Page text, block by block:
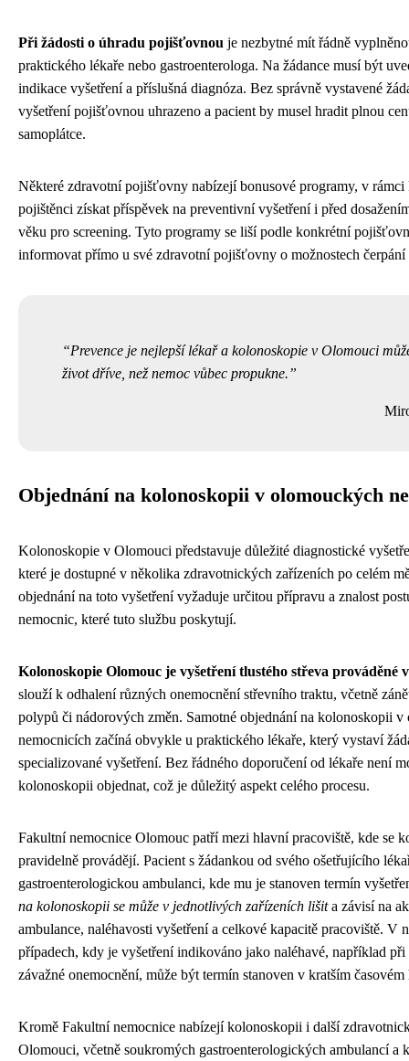
Při žádosti o úhradu pojišťovnou je nezbytné mít řádně
praktického lékaře nebo gastroenterologa. Na žádance musí být
indikace vyšetření a příslušná diagnóza. Bez správně vystavené
vyšetření pojišťovnou uhrazeno a pacient by musel hradit plnou
samoplátce.
Některé zdravotní pojišťovny nabízejí bonusové programy, v rámci
pojištěnci získat příspěvek na preventivní vyšetření i před
věku pro screening. Tyto programy se liší podle konkrétní
informovat přímo u své zdravotní pojišťovny o možnostech čerpání
Prevence je nejlepší lékař a kolonoskopie v Olomouci
život dříve, než nemoc vůbec propukne.
Objednání na kolonoskopii v olomouckých
Kolonoskopie v Olomouci představuje důležité diagnostické
které je dostupné v několika zdravotnických zařízeních po celém
objednání na toto vyšetření vyžaduje určitou přípravu a znalost
nemocnic, které tuto službu poskytují.
Kolonoskopie Olomouc je vyšetření tlustého střeva prováděné
slouží k odhalení různých onemocnění střevního traktu, včetně
polypů či nádorových změn. Samotné objednání na kolonoskopii
nemocnicích začíná obvykle u praktického lékaře, který vystaví
specializované vyšetření. Bez řádného doporučení od lékaře není
kolonoskopii objednat, což je důležitý aspekt celého procesu.
Fakultní nemocnice Olomouc patří mezi hlavní pracoviště, kde se
pravidelně provádějí. Pacient s žádankou od svého ošetřujícího
gastroenterologickou ambulanci, kde mu je stanoven termín
na kolonoskopii se může v jednotlivých zařízeních lišita závisí na
ambulance, naléhavosti vyšetření a celkové kapacitě pracoviště. V
případech, kdy je vyšetření indikováno jako naléhavé, například při
závažné onemocnění, může být termín stanoven v kratším
Kromě Fakultní nemocnice nabízejí kolonoskopii i další
Olomouci, včetně soukromých gastroenterologických ambulancí a